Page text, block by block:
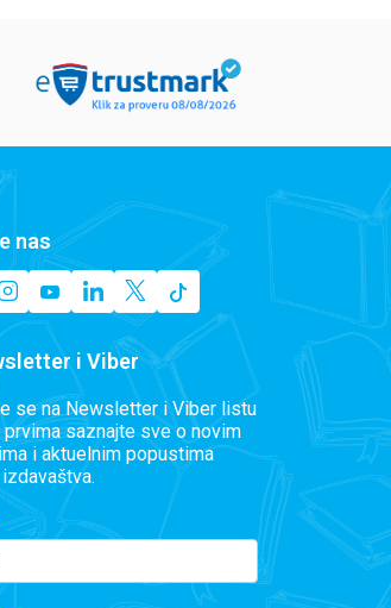
nas
i Viber
se na Newsletter i Viber listu
saznajte sve o novim
i aktuelnim popustima